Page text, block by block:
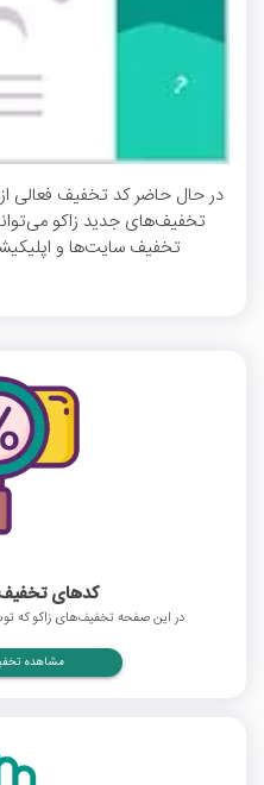
در حال حاضر کد تخفیف فعالی
تخفیف‌های جدید زاکو
تخفیف سایت‌ها و
کدهای تخفیف
در این صفحه تخفیف‌های زاکو که
مشاهده